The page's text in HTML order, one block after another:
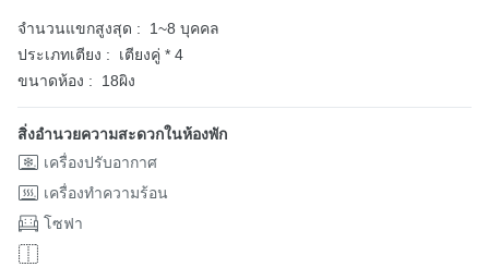
จำนวนแขกสูงสุด :
1~8 บุคคล
ประเภทเตียง :
เตียงคู่ * 4
ขนาดห้อง :
18ผิง
สิ่งอำนวยความสะดวกในห้องพัก
เครื่องปรับอากาศ
เครื่องทำความร้อน
โซฟา